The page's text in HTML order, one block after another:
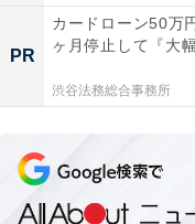
PR
カードローン50万
ヶ月停止して『大
渋谷法務総合事務所